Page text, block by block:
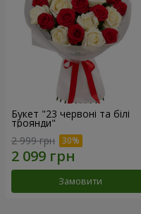
Букет "23 червоні та білі
троянди"
2 999 грн
Замовити